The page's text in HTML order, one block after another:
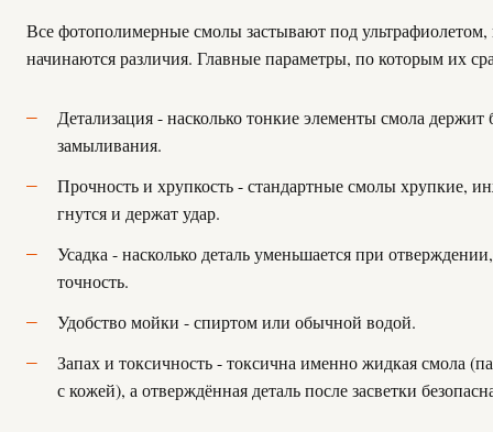
Все фотополимерные смолы застывают под
начинаются различия. Главные параметры, по которым их
Детализация - насколько тонкие элементы смола держит
замыливания.
Прочность и хрупкость - стандартные смолы хрупкие,
гнутся и держат удар.
Усадка - насколько деталь уменьшается при
точность.
Удобство мойки - спиртом или обычной водой.
Запах и токсичность - токсична именно жидкая смола
с кожей), а отверждённая деталь после засветки